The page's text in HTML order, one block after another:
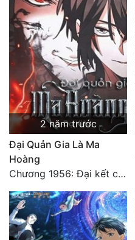
2 năm trước
Đại Quản Gia Là Ma
Hoàng
Chương 1956: Đại kết cục